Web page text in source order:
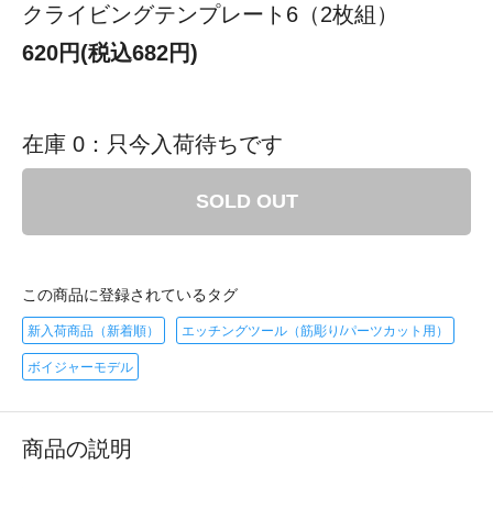
クライビングテンプレート6（2枚組）
620円(税込682円)
在庫 0：只今入荷待ちです
SOLD OUT
この商品に登録されているタグ
新入荷商品（新着順） エッチングツール（筋彫り/パーツカット用）
ボイジャーモデル
商品の説明